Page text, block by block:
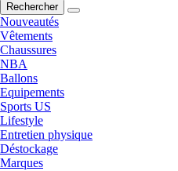
Rechercher
Nouveautés
Vêtements
Chaussures
NBA
Ballons
Equipements
Sports US
Lifestyle
Entretien physique
Déstockage
Marques